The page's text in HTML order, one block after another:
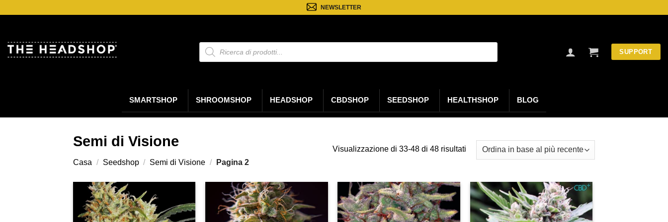
NEWSLETTER
Ricerca
prodotti
SUPPORT
SMARTSHOP SHROOMSHOP HEADSHOP CBDSHOP SEEDSHOP HEALTHSHOP BLOG
Semi di Visione
Casa / Seedshop / Semi di Visione / Pagina 2
Visualizzazione di 33-48 di 48 risultatiOrdina
al
più
recente